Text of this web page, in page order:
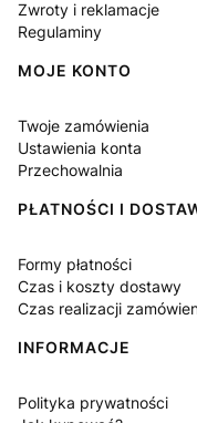
Zwroty i reklamacje
Regulaminy
MOJE KONTO
Twoje zamówienia
Ustawienia konta
Przechowalnia
PŁATNOŚCI I
Formy płatności
Czas i koszty dostawy
Czas realizacji
INFORMACJE
Polityka prywatności